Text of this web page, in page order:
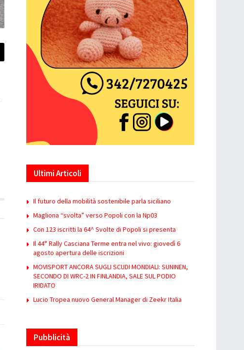
Ultimi Articoli
Il futuro della mobilità sostenibile parla siciliano
Magliona “svolta” verso Popoli con la Np03
Con 123 iscritti la 64^ Svolte di Popoli si presenta
Il 44° Rally Casciana Terme entra nel vivo: giovedì 6
agosto apertura delle iscrizioni
MOVISPORT ANCORA SUGLI SCUDI MONDIALI: SUNINEN,
SECONDO DI WRC-2 IN FINLANDIA, SALE SUL PODIO
IRIDATO
Lucio Tropea nuovo General Manager di Zeekr Italia
Pubblicità